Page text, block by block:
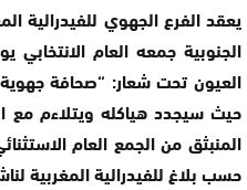
يعقد الفرع الجهوي للفيدرالية
العيون تحت شعار: “صحافة جهوية
حيث سيجدد هياكله ويتلاءم مع
حسب بلاغ للفيدرالية المغربية